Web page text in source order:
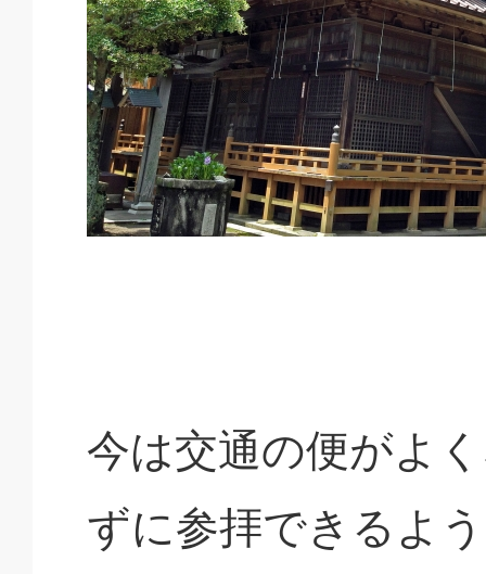
今は交通の便がよ
ずに参拝できるよ